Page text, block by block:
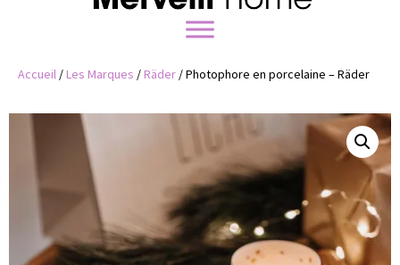
Accueil /Les Marques /Räder / Photophore en porcelaine – Räder